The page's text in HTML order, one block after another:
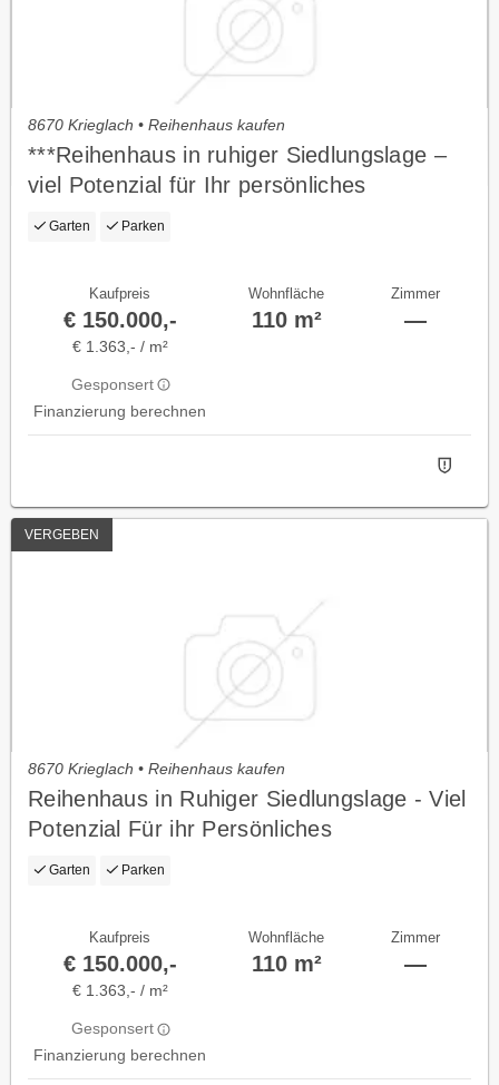
8670 Krieglach • Reihenhaus kaufen
***Reihenhaus in ruhiger Siedlungslage –
viel Potenzial für Ihr persönliches
Traumzuhause***
Garten Parken
Kaufpreis
€ 150.000,-
€ 1.363,- / m²
Gesponsert
Finanzierung berechnen
Wohnfläche
110 m²
Zimmer
—
VERGEBEN
8670 Krieglach • Reihenhaus kaufen
Reihenhaus in Ruhiger Siedlungslage - Viel
Potenzial Für ihr Persönliches
Traumzuhause
Garten Parken
Kaufpreis
€ 150.000,-
€ 1.363,- / m²
Gesponsert
Finanzierung berechnen
Wohnfläche
110 m²
Zimmer
—